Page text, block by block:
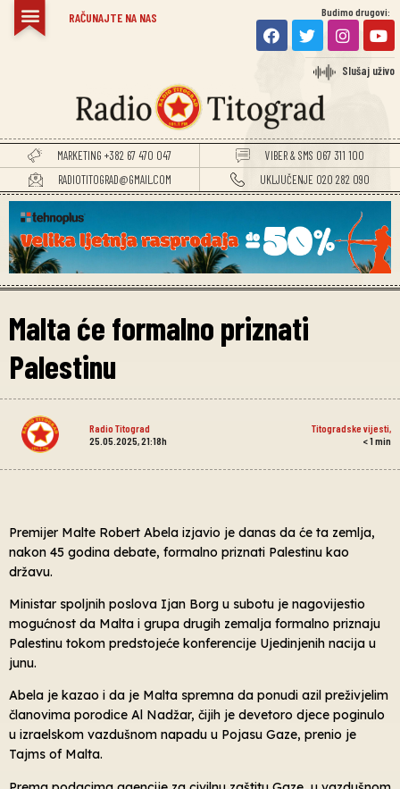
RAČUNAJTE NA NAS Budimo drugovi:
Slušaj uživo
MARKETING +382 67 470 047
VIBER & SMS 067 311 100
RADIOTITOGRAD@GMAIL.COM
UKLJUČENJE 020 282 090
Malta će formalno priznati
Palestinu
Radio Titograd Titogradske vijesti
25.05.2025, 21:18h
< 1 min
Premijer Malte Robert Abela izjavio je danas da će ta zemlja,
nakon 45 godina debate, formalno priznati Palestinu kao
državu.
Ministar spoljnih poslova Ijan Borg u subotu je nagovijestio
mogućnost da Malta i grupa drugih zemalja formalno priznaju
Palestinu tokom predstojeće konferencije Ujedinjenih nacija u
junu.
Abela je kazao i da je Malta spremna da ponudi azil preživjelim
članovima porodice Al Nadžar, čijih je devetoro djece poginulo
u izraelskom vazdušnom napadu u Pojasu Gaze, prenio je
Tajms of Malta.